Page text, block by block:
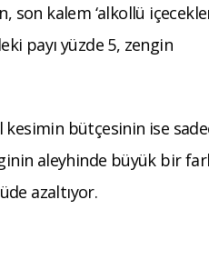
son kalem ‘alkollü
payı yüzde 5, zengin
bütçesinin ise
aleyhinde büyük bir
azaltıyor.